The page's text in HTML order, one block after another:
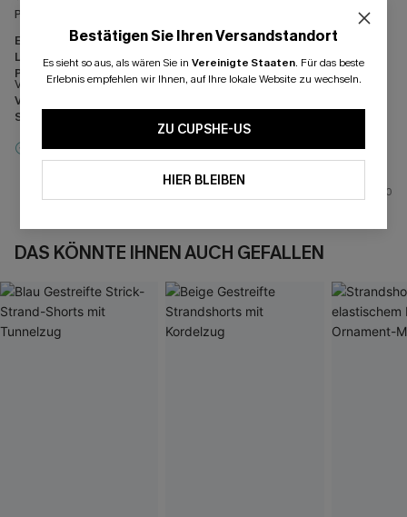
Passt super zu dem braunen Bikini. Sehr schöne Qualität
Erscheinung:Sehr zufrieden
Leistung: Übertrifft die Erwartungen
Preis-Leistungs-Verhältnis:
Hervorragendes Preis-Leistungs-
Verhältnis
Verarbeitung:
Stoffqualität:
Anreizbewertung
0
DAS KÖNNTE IHNEN AUCH GEFALLEN
Bestätigen Sie Ihren Versandstandort
Es sieht so aus, als wären Sie in Vereinigte Staaten. Für das beste
Erlebnis empfehlen wir Ihnen, auf Ihre lokale Website zu wechseln.
ZU CUPSHE-US
HIER BLEIBEN